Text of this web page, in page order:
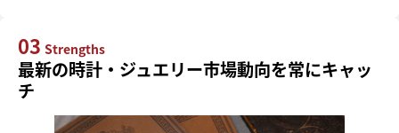
03 Strengths
最新の時計・ジュエリー市場動向を常にキャッ
チ